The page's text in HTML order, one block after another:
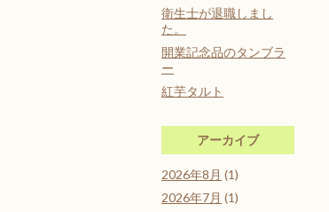
衛生士が退職しまし
た。
開業記念品のタンブラ
ー
紅芋タルト
アーカイブ
2026年8月 (1)
2026年7月 (1)